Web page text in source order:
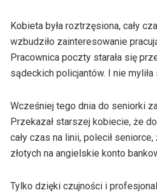
Kobieta była roztrzęsiona, cały
wzbudziło zainteresowanie
Pracownica poczty starała się
sądeckich policjantów. I nie myliła
Wcześniej tego dnia do seniorki
Przekazał starszej kobiecie, że
cały czas na linii, polecił
złotych na angielskie konto
Tylko dzięki czujności i